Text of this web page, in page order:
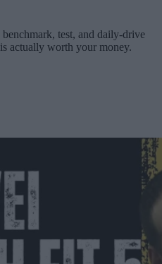
test, and daily-drive
actually worth your money.